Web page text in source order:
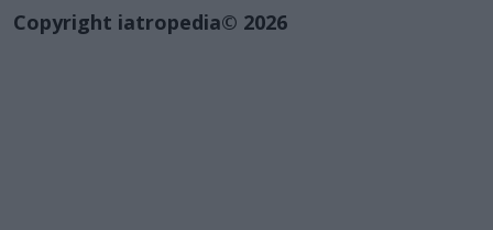
Copyright iatropedia© 2026